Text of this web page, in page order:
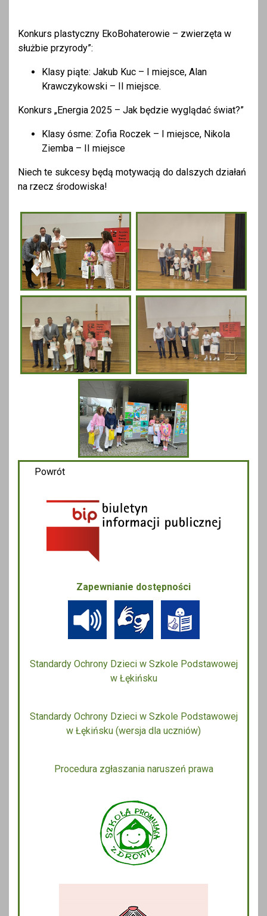
Konkurs plastyczny EkoBohaterowie – zwierzęta w
służbie przyrody”:
Klasy piąte: Jakub Kuc – I miejsce, Alan
Krawczykowski – II miejsce.
Konkurs „Energia 2025 – Jak będzie wyglądać świat?”
Klasy ósme: Zofia Roczek – I miejsce, Nikola
Ziemba – II miejsce
Niech te sukcesy będą motywacją do dalszych działań
na rzecz środowiska!
Powrót
Zapewnianie dostępności
Standardy Ochrony Dzieci w Szkole Podstawowej
w Łękińsku
Standardy Ochrony Dzieci w Szkole Podstawowej
w Łękińsku (wersja dla uczniów)
Procedura zgłaszania naruszeń prawa